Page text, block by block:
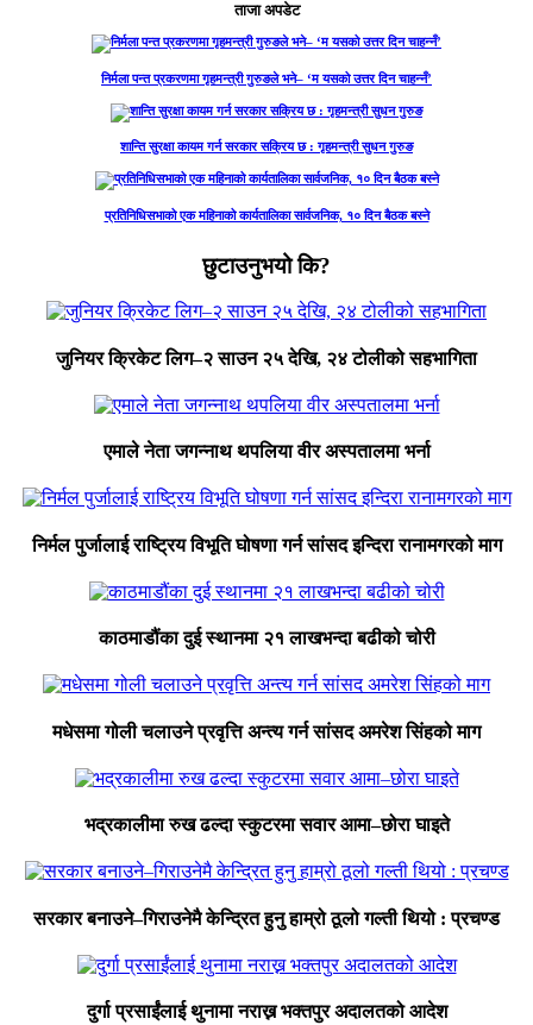
ताजा अपडेट
निर्मला पन्त प्रकरणमा गृहमन्त्री गुरुङले भने– ‘म यसको उत्तर दिन चाहन्नँ’
शान्ति सुरक्षा कायम गर्न सरकार सक्रिय छ : गृहमन्त्री सुधन गुरुङ
प्रतिनिधिसभाको एक महिनाको कार्यतालिका सार्वजनिक, १० दिन बैठक बस्ने
छुटाउनुभयो कि?
जुनियर क्रिकेट लिग–२ साउन २५ देखि, २४ टोलीको सहभागिता
एमाले नेता जगन्नाथ थपलिया वीर अस्पतालमा भर्ना
निर्मल पुर्जालाई राष्ट्रिय विभूति घोषणा गर्न सांसद इन्दिरा रानामगरको माग
काठमाडौंका दुई स्थानमा २१ लाखभन्दा बढीको चोरी
मधेसमा गोली चलाउने प्रवृत्ति अन्त्य गर्न सांसद अमरेश सिंहको माग
भद्रकालीमा रुख ढल्दा स्कुटरमा सवार आमा–छोरा घाइते
सरकार बनाउने–गिराउनेमै केन्द्रित हुनु हाम्रो ठूलो गल्ती थियो : प्रचण्ड
दुर्गा प्रसाईंलाई थुनामा नराख्न भक्तपुर अदालतको आदेश